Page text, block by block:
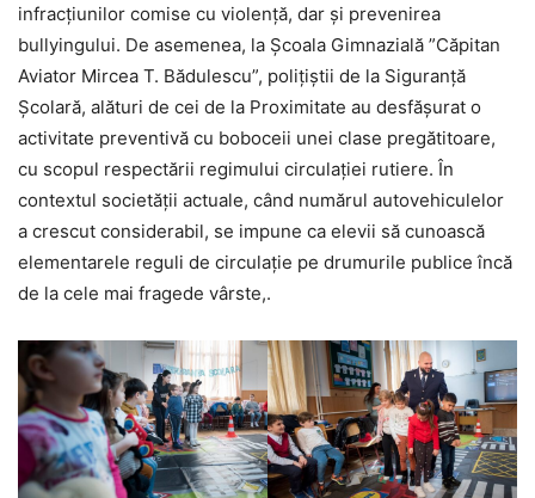
infracțiunilor comise cu violență, dar și prevenirea
bullyingului. De asemenea, la Școala Gimnazială ”Căpitan
Aviator Mircea T. Bădulescu”, polițiștii de la Siguranță
Școlară, alături de cei de la Proximitate au desfășurat o
activitate preventivă cu boboceii unei clase pregătitoare,
cu scopul respectării regimului circulației rutiere. În
contextul societății actuale, când numărul autovehiculelor
a crescut considerabil, se impune ca elevii să cunoască
elementarele reguli de circulație pe drumurile publice încă
de la cele mai fragede vârste,.